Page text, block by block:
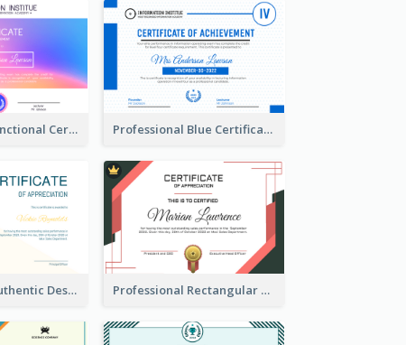
Simple Multifunctional Certificate Design Ideas Professional Blue Certificate Design Template Idea
Royal Green Authentic Design Certificate For Appreciation Professional Rectangular Border Certificate Design Ideas